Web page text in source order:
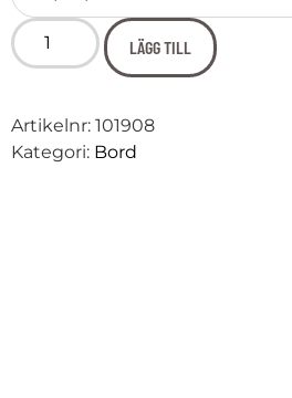
LÄGG TILL
Artikelnr: 101908
Kategori: Bord